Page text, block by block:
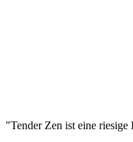
"Tender Zen ist eine